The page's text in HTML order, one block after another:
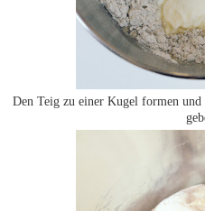
Den Teig zu einer Kugel formen und